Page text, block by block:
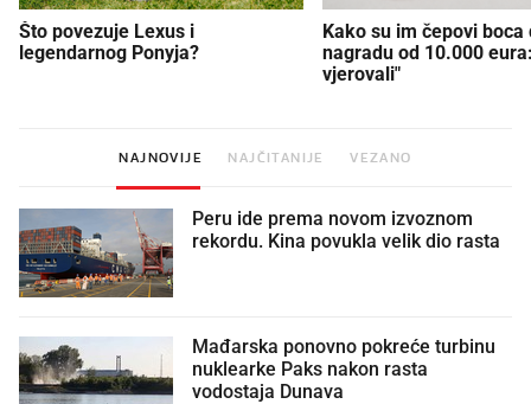
Što povezuje Lexus i
legendarnog Ponyja?
Kako su im čepovi boca
nagradu od 10.000
vjerovali"
NAJNOVIJE NAJČITANIJE VEZANO
Peru ide prema novom izvoznom
rekordu. Kina povukla velik dio rasta
Mađarska ponovno pokreće turbinu
nuklearke Paks nakon rasta
vodostaja Dunava